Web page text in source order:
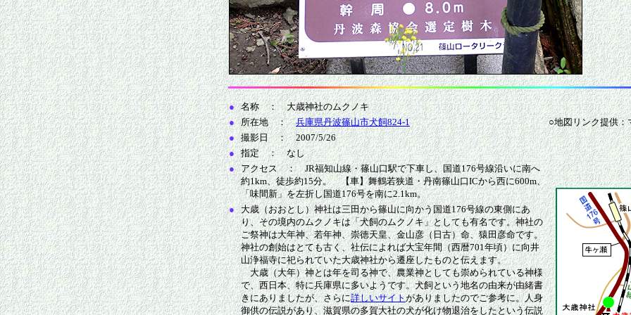
● 名称 ： 大歳神社のムクノキ
●
所在地 ：兵庫県丹波篠山市犬飼824-1
○地図リンク提供：
● 撮影日 ： 2007/5/26
● 指定 ： なし
●
アクセス ： JR福知山線・篠山口駅で下車し、国道176号線沿いに南へ
約1km、徒歩約15分。 【車】舞鶴若狭道・丹南篠山口ICから西に600m、
「味間新」を左折し国道176号を南に2.1km。
● 大歳（おおとし）神社は三田から篠山に向かう国道176号線の東側にあ
り、その境内のムクノキは「犬飼のムクノキ」としても有名です。神社の
ご祭神は大年神、若年神、崇徳天皇、金山彦（日古）命、猿田彦命です。
神社の創始はとても古く、社伝によれば大宝年間（西暦701年頃）に向井
山浄福寺に祀られていた大歳神社から遷座したものと伝えます。
大歳（大年）神とは年を司る神で、農業神としても崇められている神様
で、西日本、特に兵庫県に多いようです。犬飼という地名の由来が由緒書
きにありましたが、さらに詳しいサイトがありましたのでご参考に。人身
御供の伝説があり、滋賀県の多賀大社の犬が化け物退治をしたという伝説